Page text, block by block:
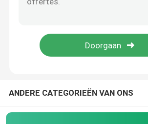
Schrootscheerbeurt
Brugscheerbeurt
ANDERE CATEGORIEËN VAN ONS